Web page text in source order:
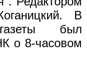
В
был
о 8-часовом